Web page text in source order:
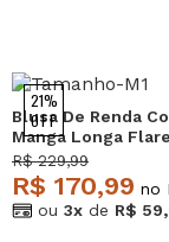
21%
OFF
Blusa De Renda
Manga Longa
Salvatore
R$ 229,99
R$ 170,99 no
ou 3x de R$